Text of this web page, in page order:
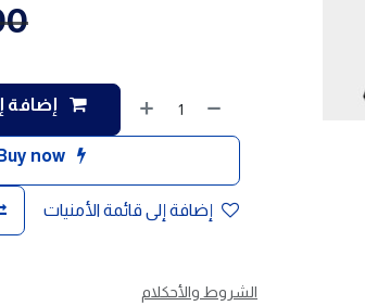
إضافة
Buy now
إضافة إلى قائمة الأمنيات
الشروط والأحكلام